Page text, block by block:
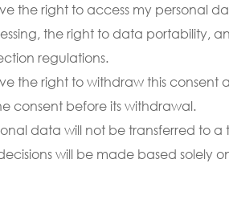
the right to access my personal
the right to data portability,
regulations.
the right to withdraw this consent
consent before its withdrawal.
data will not be transferred to
will be made based solely